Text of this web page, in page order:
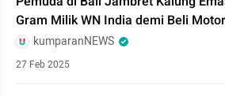
Gram Milik WN India demi Beli
kumparanNEWS
27 Feb 2025